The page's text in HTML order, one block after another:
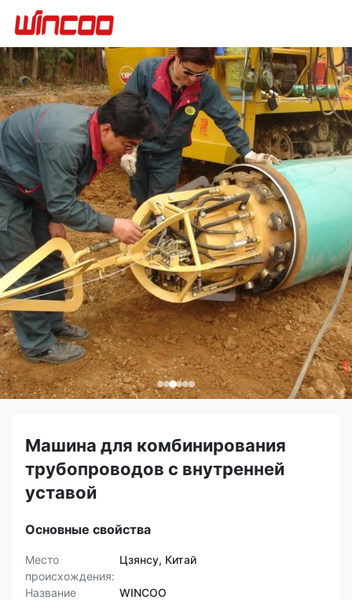
Машина для комбинирования
трубопроводов с внутренней
уставой
Основные свойства
Место
происхождения:
Цзянсу, Китай
Название
WINCOO